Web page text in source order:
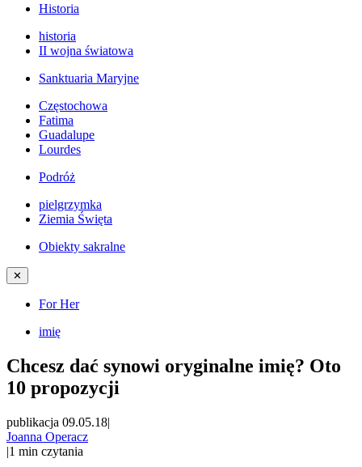
Historia
historia
II wojna światowa
Sanktuaria Maryjne
Częstochowa
Fatima
Guadalupe
Lourdes
Podróż
pielgrzymka
Ziemia Święta
Obiekty sakralne
✕
For Her
imię
Chcesz dać synowi oryginalne imię? Oto
10 propozycji
publikacja 09.05.18|
Joanna Operacz
|1 min czytania